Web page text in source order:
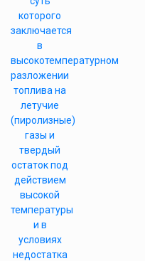
которого
заключается
в
высокотемпературном
разложении
топлива на
летучие
(пиролизные)
газы и
твердый
остаток под
действием
высокой
температуры
и в
условиях
недостатка